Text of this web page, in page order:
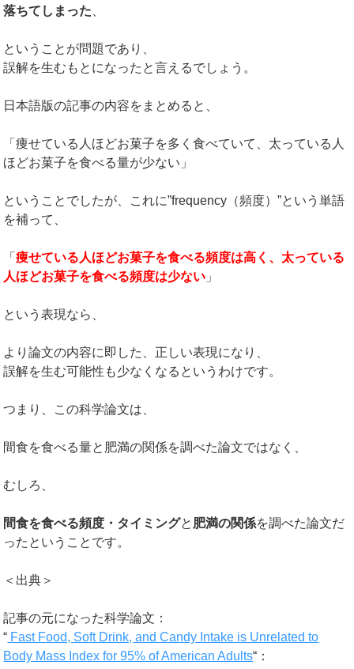
落ちてしまった
ということが問題であり、
誤解を生むもとになったと言えるでしょう。
日本語版の記事の内容をまとめると、
「痩せている人ほどお菓子を多く食べていて、太っている人
ほどお菓子を食べる量が少ない」
ということでしたが、これに”frequency（頻度）”という単語
を補って、
「痩せている人ほどお菓子を食べる頻度は高く、太っている
人ほどお菓子を食べる頻度は少ない 」
という表現なら、
より論文の内容に即した、正しい表現になり、
誤解を生む可能性も少なくなるというわけです。
つまり、この科学論文は、
間食を食べる量と肥満の関係を調べた論文ではなく、
むしろ、
間食を食べる頻度・タイミングと 肥満の関係を調べた論文だ
ったということです。
＜出典＞
記事の元になった科学論文：
“ Fast Food, Soft Drink, and Candy Intake is Unrelated to
Body Mass Index for 95% of American Adults“：